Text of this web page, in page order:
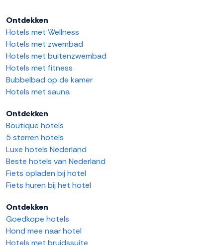
Ontdekken
Hotels met Wellness
Hotels met zwembad
Hotels met buitenzwembad
Hotels met fitness
Bubbelbad op de kamer
Hotels met sauna
Ontdekken
Boutique hotels
5 sterren hotels
Luxe hotels Nederland
Beste hotels van Nederland
Fiets opladen bij hotel
Fiets huren bij het hotel
Ontdekken
Goedkope hotels
Hond mee naar hotel